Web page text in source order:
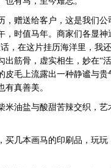
赠送给客户，这是我们公
时值马年。商家们各显神
，在这片挂历海洋里，我
筋骨，虚实相生，妙在“
毛上流露出一种静谧与贵
真善美。
油盐与酸甜苦辣交织，艺
几本画马的印刷品，玩玩